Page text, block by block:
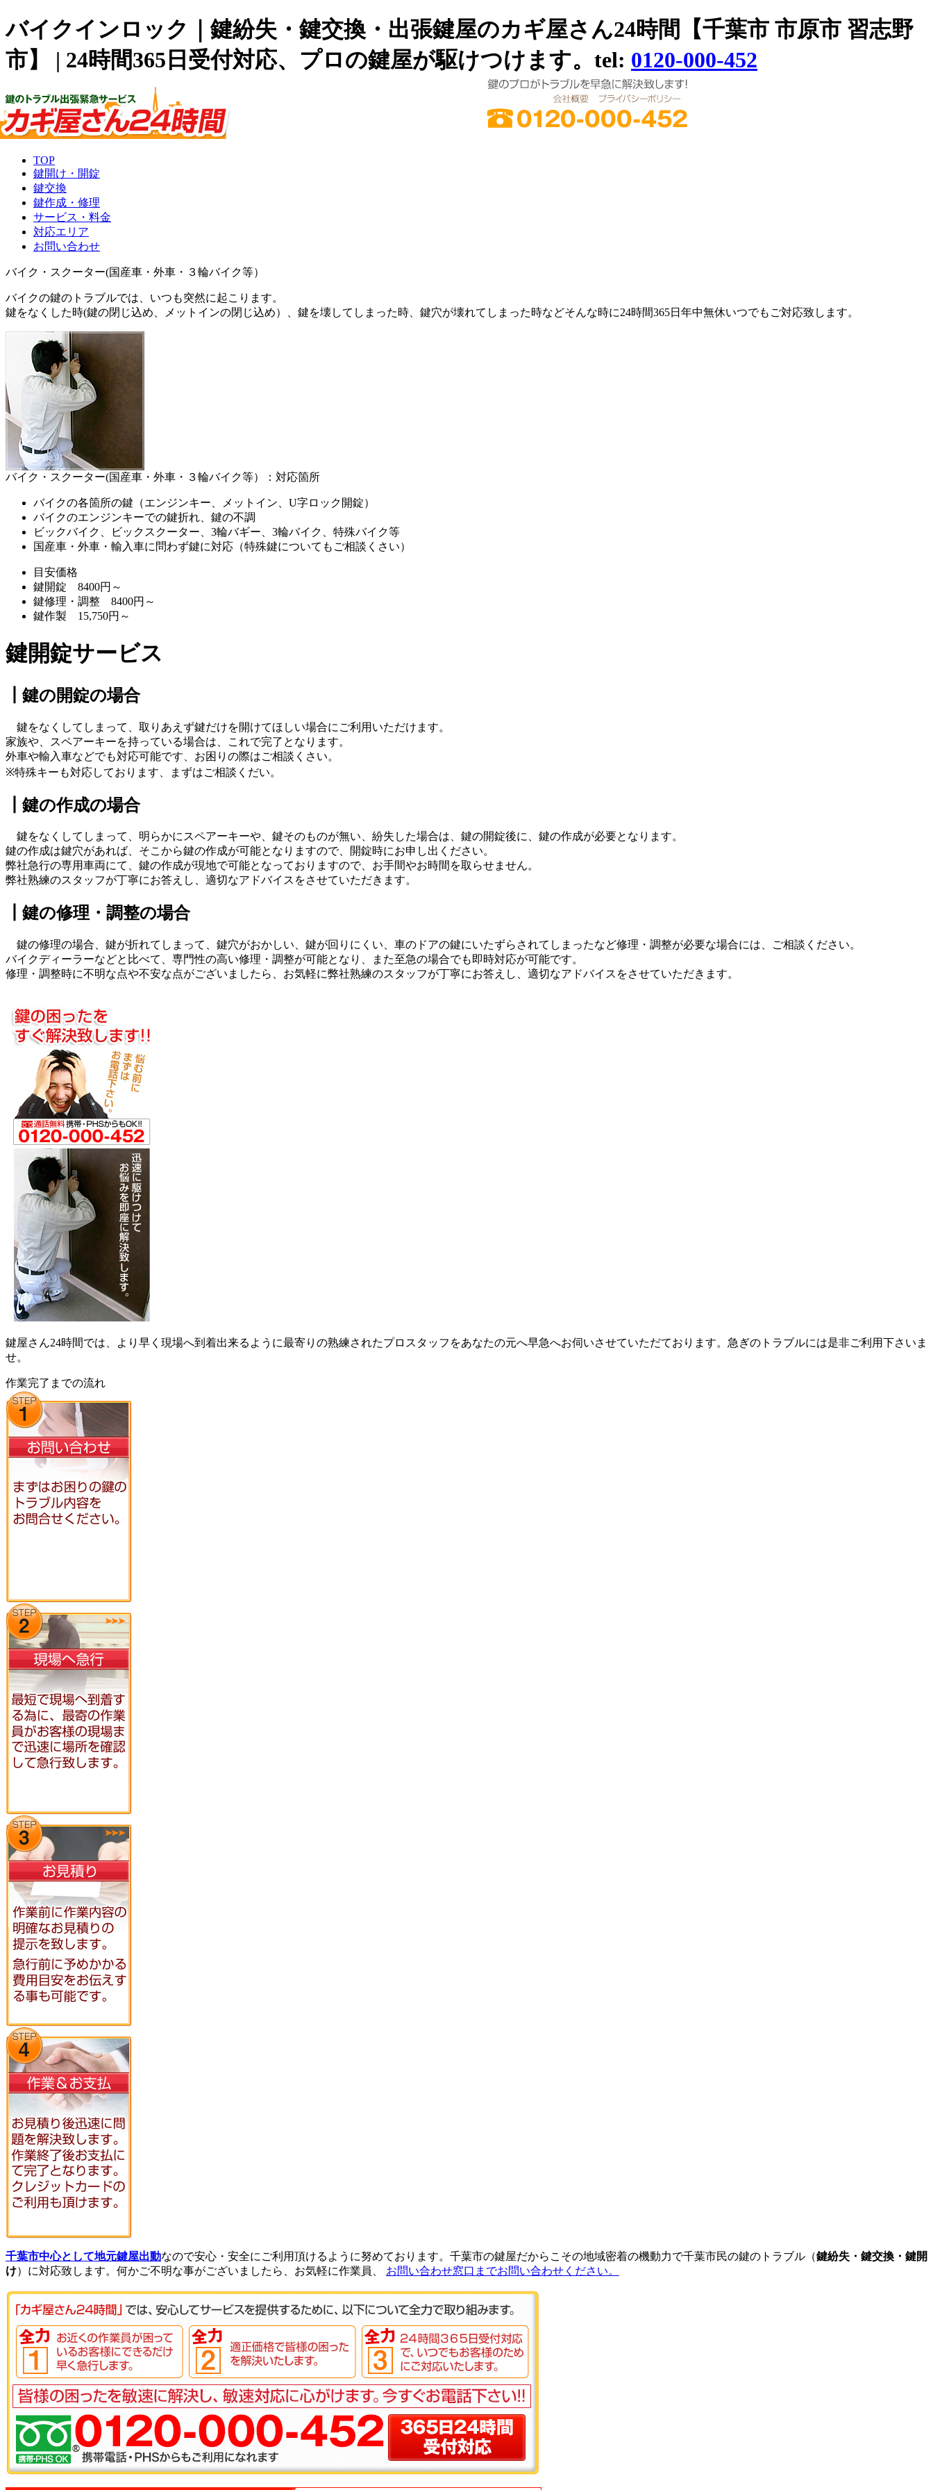
バイクインロック｜鍵紛失・鍵交換・出張鍵屋のカギ屋さん24時間【千葉市 市原市 習志野
市】 | 24時間365日受付対応、プロの鍵屋が駆けつけます。tel: 0120-000-452
TOP
鍵開け・開錠
鍵交換
鍵作成・修理
サービス・料金
対応エリア
お問い合わせ
バイク・スクーター(国産車・外車・３輪バイク等）
バイクの鍵のトラブルでは、いつも突然に起こります。
鍵をなくした時(鍵の閉じ込め、メットインの閉じ込め）、鍵を壊してしまった時、鍵穴が壊れてしまった時などそんな時に24時間365日年中無休いつでもご対応致します。
バイク・スクーター(国産車・外車・３輪バイク等）：対応箇所
バイクの各箇所の鍵（エンジンキー、メットイン、U字ロック開錠）
バイクのエンジンキーでの鍵折れ、鍵の不調
ビックバイク、ビックスクーター、3輪バギー、3輪バイク、特殊バイク等
国産車・外車・輸入車に問わず鍵に対応（特殊鍵についてもご相談くさい）
目安価格
鍵開錠 8400円～
鍵修理・調整 8400円～
鍵作製 15,750円～
鍵開錠サービス
┃鍵の開錠の場合
鍵をなくしてしまって、取りあえず鍵だけを開けてほしい場合にご利用いただけます。
家族や、スペアーキーを持っている場合は、これで完了となります。
外車や輸入車などでも対応可能です、お困りの際はご相談くさい。
※特殊キーも対応しております、まずはご相談くだい。
┃鍵の作成の場合
鍵をなくしてしまって、明らかにスペアーキーや、鍵そのものが無い、紛失した場合は、鍵の開錠後に、鍵の作成が必要となります。
鍵の作成は鍵穴があれば、そこから鍵の作成が可能となりますので、開錠時にお申し出ください。
弊社急行の専用車両にて、鍵の作成が現地で可能となっておりますので、お手間やお時間を取らせません。
弊社熟練のスタッフが丁寧にお答えし、適切なアドバイスをさせていただきます。
┃鍵の修理・調整の場合
鍵の修理の場合、鍵が折れてしまって、鍵穴がおかしい、鍵が回りにくい、車のドアの鍵にいたずらされてしまったなど修理・調整が必要な場合には、ご相談ください。
バイクディーラーなどと比べて、専門性の高い修理・調整が可能となり、また至急の場合でも即時対応が可能です。
修理・調整時に不明な点や不安な点がございましたら、お気軽に弊社熟練のスタッフが丁寧にお答えし、適切なアドバイスをさせていただきます。
鍵屋さん24時間では、より早く現場へ到着出来るように最寄りの熟練されたプロスタッフをあなたの元へ早急へお伺いさせていただております。急ぎのトラブルには是非ご利用下さいま
せ。
作業完了までの流れ
千葉市中心として地元鍵屋出動なので安心・安全にご利用頂けるように努めております。千葉市の鍵屋だからこその地域密着の機動力で千葉市民の鍵のトラブル（鍵紛失・鍵交換・鍵開
け）に対応致します。何かご不明な事がございましたら、お気軽に作業員、 お問い合わせ窓口までお問い合わせください。